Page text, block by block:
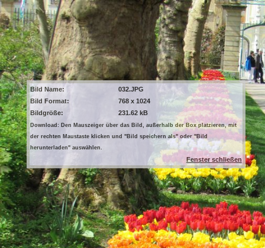
Bild Name:
032.JPG
Bild Format:
768 x 1024
Bildgröße:
231.62 kB
Download: Den Mauszeiger über das Bild, außerhalb der Box platzieren, mit
der rechten Maustaste klicken und "Bild speichern als" oder "Bild
herunterladen" auswählen.
Fenster schließen